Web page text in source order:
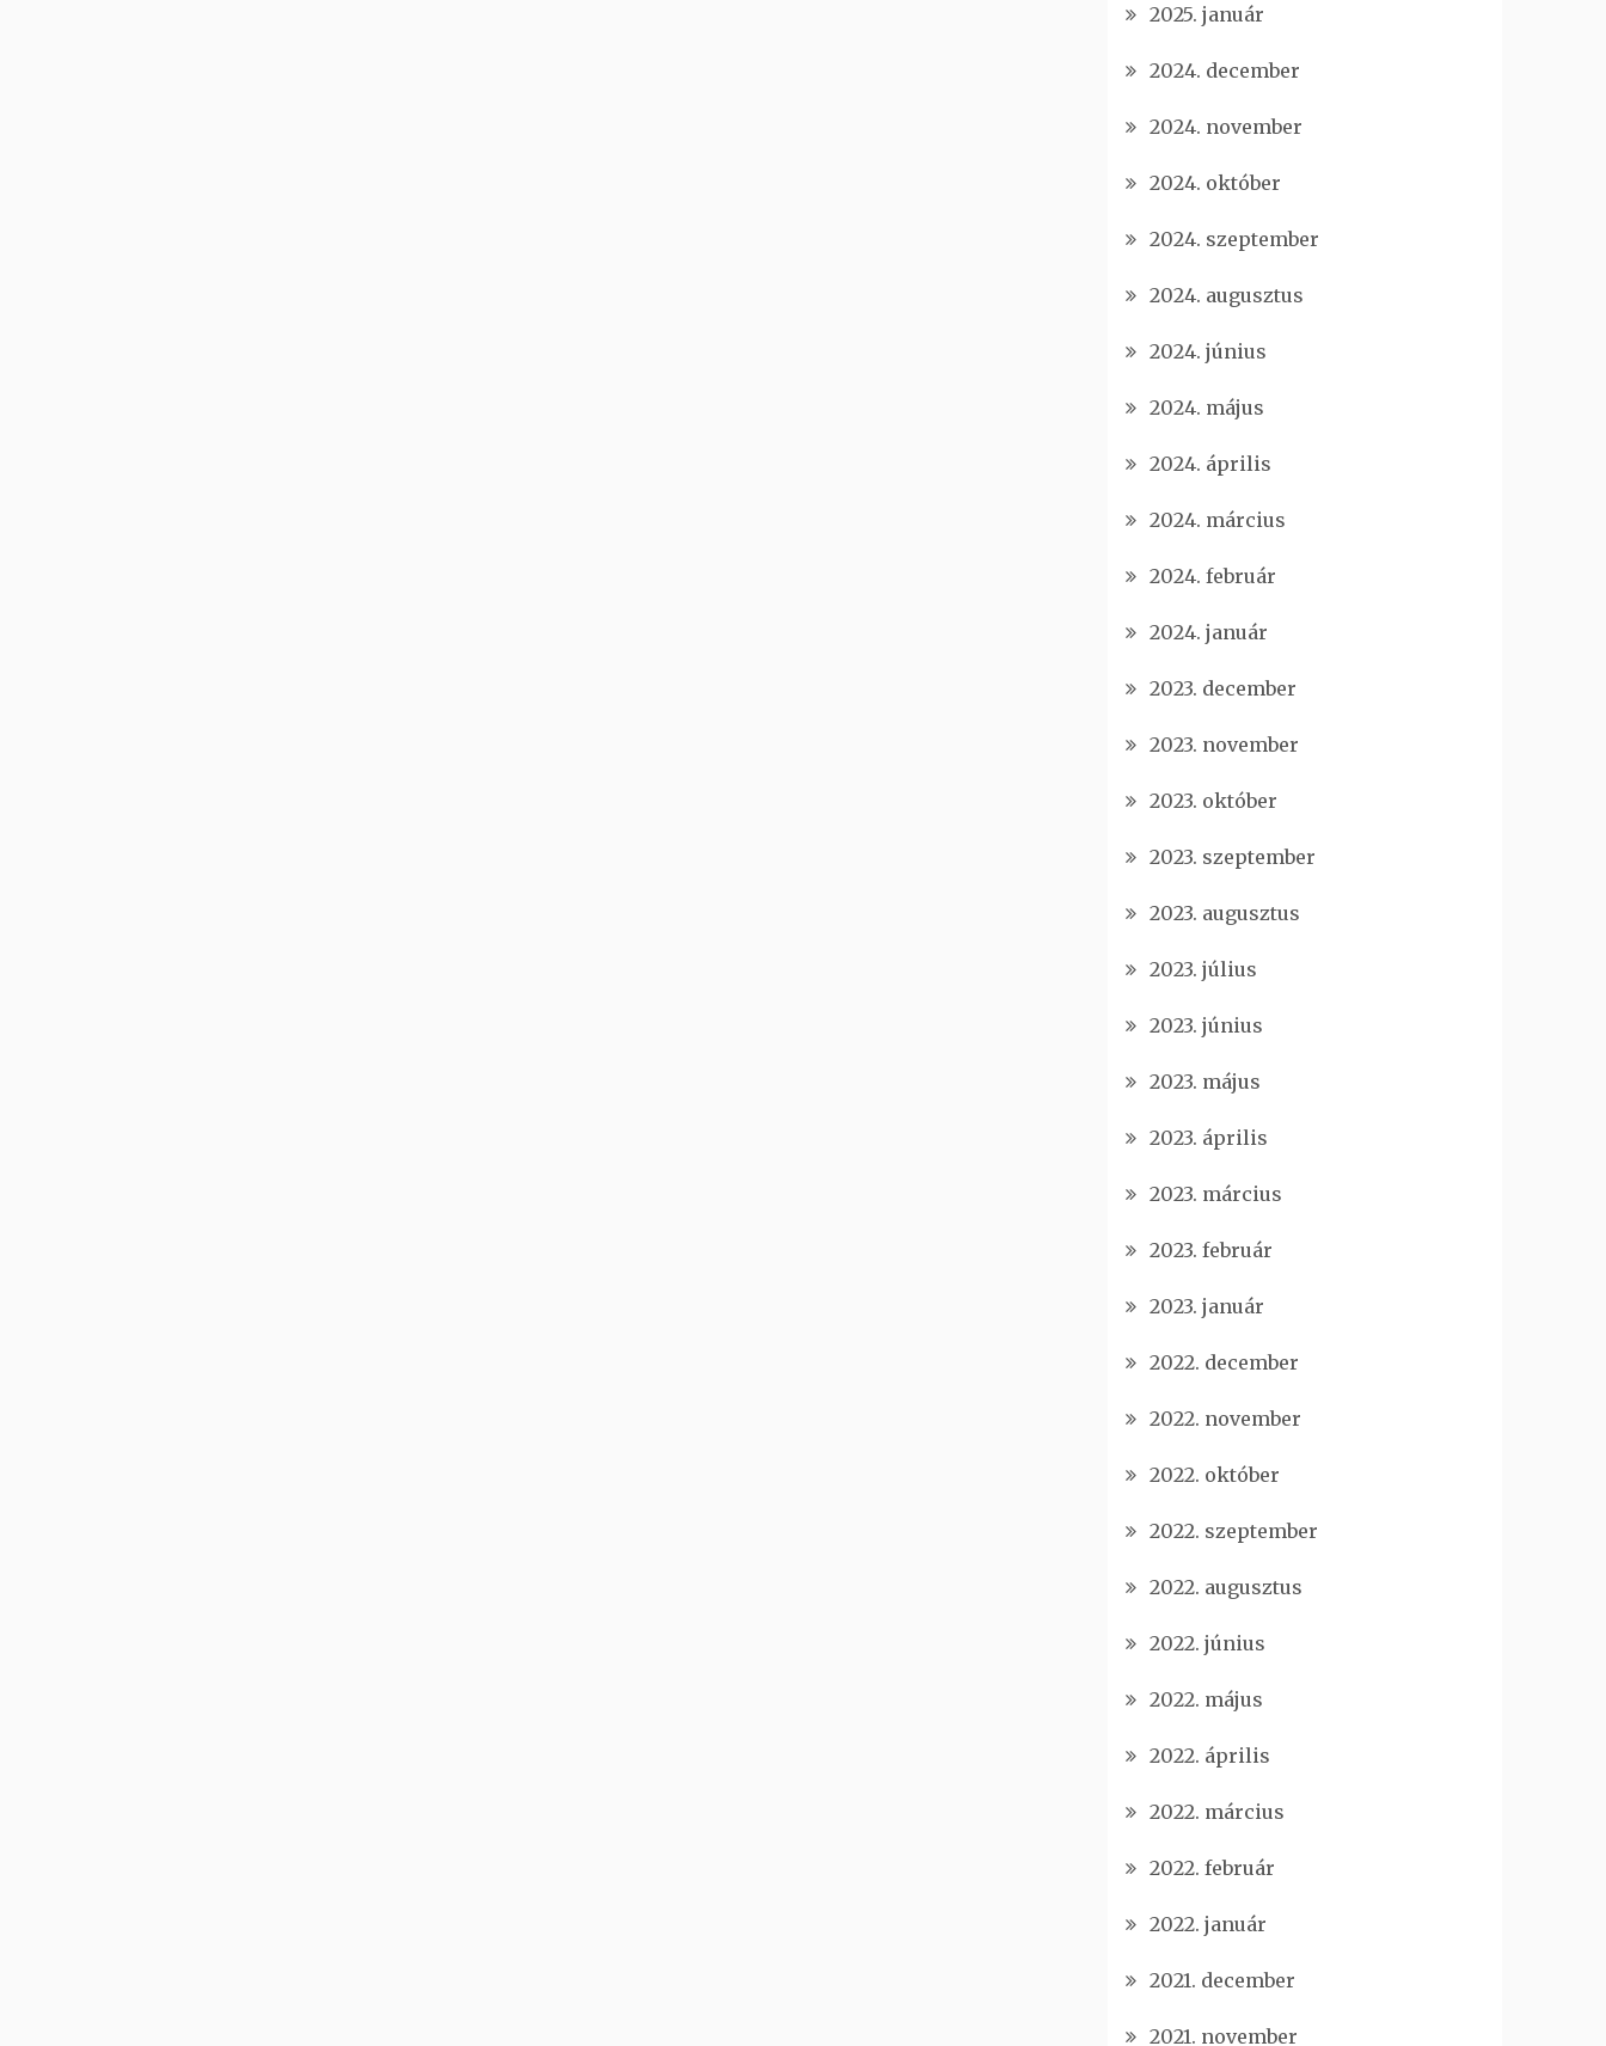
2025. január
2024. december
2024. november
2024. október
2024. szeptember
2024. augusztus
2024. június
2024. május
2024. április
2024. március
2024. február
2024. január
2023. december
2023. november
2023. október
2023. szeptember
2023. augusztus
2023. július
2023. június
2023. május
2023. április
2023. március
2023. február
2023. január
2022. december
2022. november
2022. október
2022. szeptember
2022. augusztus
2022. június
2022. május
2022. április
2022. március
2022. február
2022. január
2021. december
2021. november